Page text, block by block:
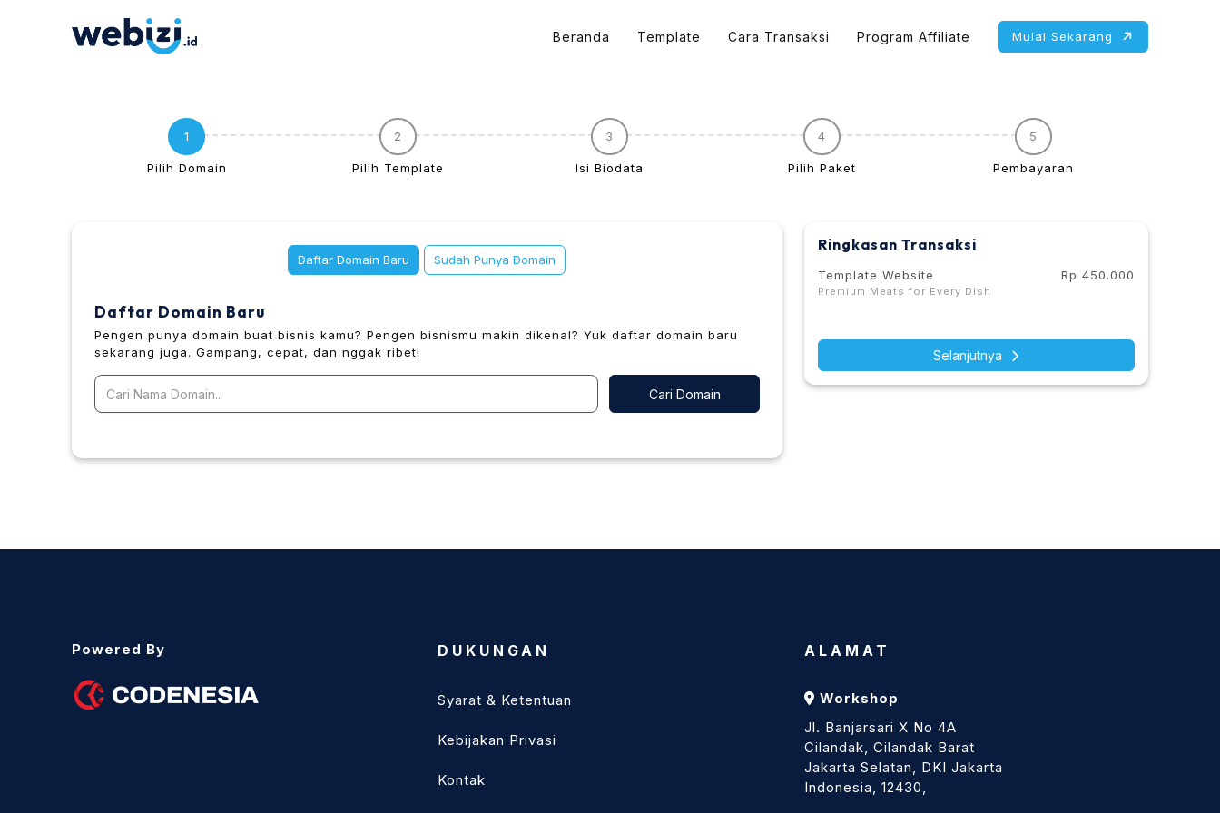
Beranda
Cara Transaksi
Mulai Sekarang
Beranda Template Cara Transaksi Program Affiliate Mulai Sekarang
1
Pilih Domain
2
Pilih Template
3
Isi Biodata
4
Pilih Paket
5
Pembayaran
Daftar Domain Baru Sudah Punya Domain
Daftar Domain Baru
Pengen punya domain buat bisnis kamu? Pengen bisnismu makin dikenal? Yuk daftar domain baru
sekarang juga. Gampang, cepat, dan nggak ribet!
Cari Domain
Ringkasan Transaksi
Template Website
Premium Meats for Every Dish
Rp 450.000
Selanjutnya
Powered By DUKUNGAN
Syarat & Ketentuan
Kebijakan Privasi
Kontak
ALAMAT
Workshop
Jl. Banjarsari X No 4A
Cilandak, Cilandak Barat
Jakarta Selatan, DKI Jakarta
Indonesia, 12430,